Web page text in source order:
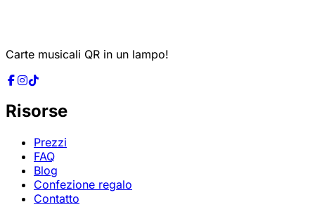
Carte musicali QR in un lampo!
Risorse
Prezzi
FAQ
Blog
Confezione regalo
Contatto